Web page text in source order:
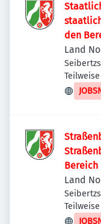
den
Land
Bereich
Land